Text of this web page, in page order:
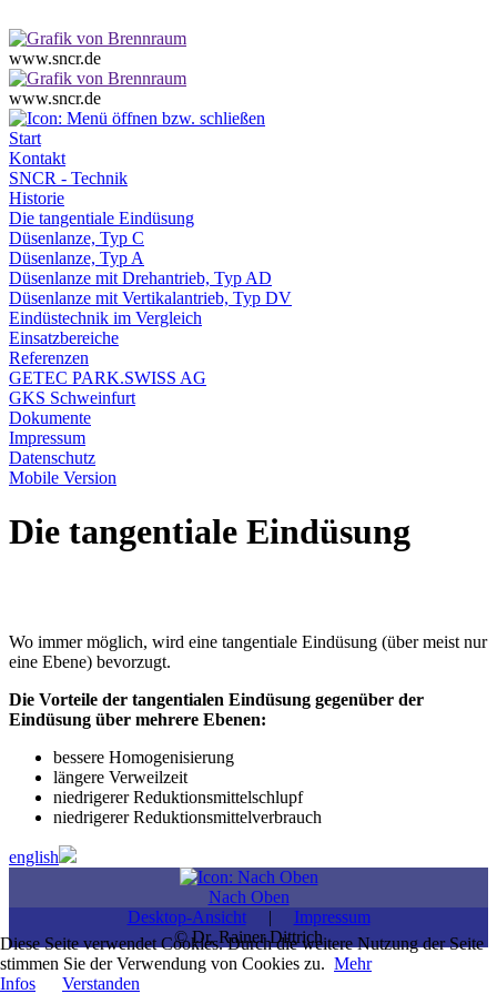
www.sncr.de
www.sncr.de
Start
Kontakt
SNCR - Technik
Historie
Die tangentiale Eindüsung
Düsenlanze, Typ C
Düsenlanze, Typ A
Düsenlanze mit Drehantrieb, Typ AD
Düsenlanze mit Vertikalantrieb, Typ DV
Eindüstechnik im Vergleich
Einsatzbereiche
Referenzen
GETEC PARK.SWISS AG
GKS Schweinfurt
Dokumente
Impressum
Datenschutz
Mobile Version
Die tangentiale Eindüsung
Wo immer möglich, wird eine tangentiale Eindüsung (über meist nur
eine Ebene) bevorzugt.
Die Vorteile der tangentialen Eindüsung gegenüber der
Eindüsung über mehrere Ebenen:
bessere Homogenisierung
längere Verweilzeit
niedrigerer Reduktionsmittelschlupf
niedrigerer Reduktionsmittelverbrauch
english
Nach Oben
Desktop-Ansicht| Impressum
© Dr. Rainer Dittrich
Diese Seite verwendet Cookies. Durch die weitere Nutzung der Seite
stimmen Sie der Verwendung von Cookies zu. Mehr
Infos
Verstanden